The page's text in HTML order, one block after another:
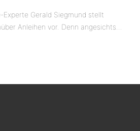
Gerald Siegmund stellt
Anleihen vor. Denn angesichts...